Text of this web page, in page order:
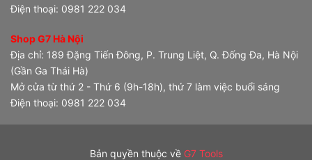
Điện thoại: 0981 222 034
Shop G7 Hà Nội
Địa chỉ: 189 Đặng Tiến Đông, P. Trung Liệt, Q. Đống Đa, Hà Nội
(Gần Ga Thái Hà)
Mở cửa từ thứ 2 - Thứ 6 (9h-18h), thứ 7 làm việc buổi sáng
Điện thoại: 0981 222 034
Bản quyền thuộc về G7 Tools